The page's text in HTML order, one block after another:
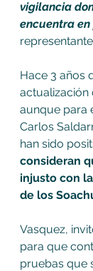
vigilancia
encuentra
Hace 3 años
actualización
aunque para
Carlos
han sido
consideran
injusto con
de los
Vasquez,
para que
pruebas que